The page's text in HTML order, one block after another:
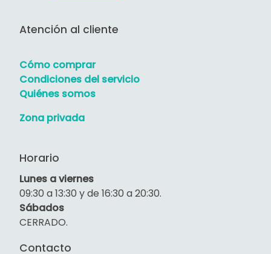
Atención al cliente
Cómo comprar
Condiciones del servicio
Quiénes somos
Zona privada
Horario
Lunes a viernes
09:30 a 13:30 y de 16:30 a 20:30.
Sábados
CERRADO.
Contacto